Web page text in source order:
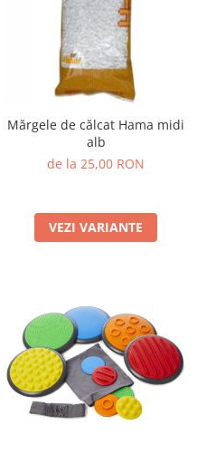
Mărgele de călcat Hama midi
alb
de la 25,00 RON
VEZI VARIANTE